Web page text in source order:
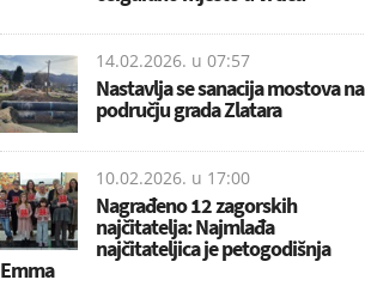
14.02.2026. u 07:57
Nastavlja se sanacija mostova na
području grada Zlatara
10.02.2026. u 17:00
Nagrađeno 12 zagorskih
najčitatelja: Najmlađa
najčitateljica je petogodišnja
Emma